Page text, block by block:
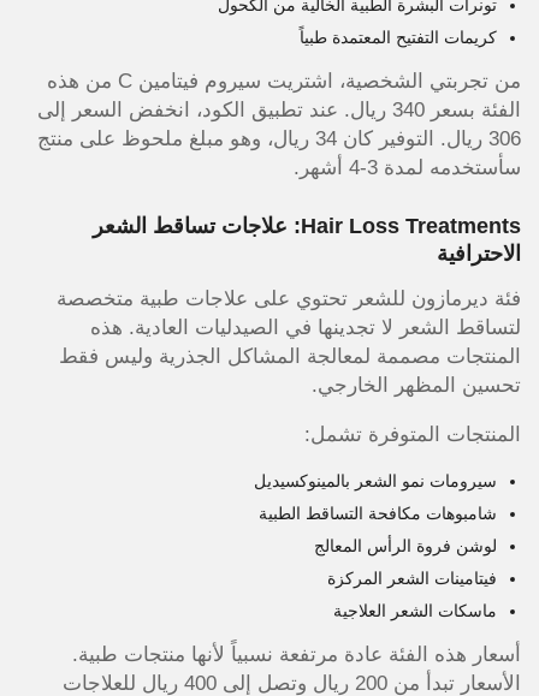
تونرات البشرة الطبية الخالية من الكحول
كريمات التفتيح المعتمدة طبياً
من تجربتي الشخصية، اشتريت سيروم فيتامين C من هذه
الفئة بسعر 340 ريال. عند تطبيق الكود، انخفض السعر إلى
306 ريال. التوفير كان 34 ريال، وهو مبلغ ملحوظ على منتج
سأستخدمه لمدة 3-4 أشهر.
Hair Loss Treatments: علاجات تساقط الشعر
الاحترافية
فئة ديرمازون للشعر تحتوي على علاجات طبية متخصصة
لتساقط الشعر لا تجدينها في الصيدليات العادية. هذه
المنتجات مصممة لمعالجة المشاكل الجذرية وليس فقط
تحسين المظهر الخارجي.
المنتجات المتوفرة تشمل:
سيرومات نمو الشعر بالمينوكسيديل
شامبوهات مكافحة التساقط الطبية
لوشن فروة الرأس المعالج
فيتامينات الشعر المركزة
ماسكات الشعر العلاجية
أسعار هذه الفئة عادة مرتفعة نسبياً لأنها منتجات طبية.
الأسعار تبدأ من 200 ريال وتصل إلى 400 ريال للعلاجات